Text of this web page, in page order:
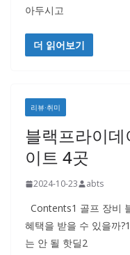
아두시고
더 읽어보기
리뷰·취미
블랙프라이
이트 4곳
2024-10-23 abts
Contents1 골프 장비
혜택을 받을 수 있을까
는 안 될 핫딜2